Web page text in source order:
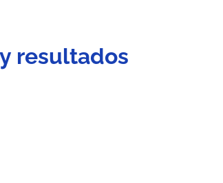
resultados